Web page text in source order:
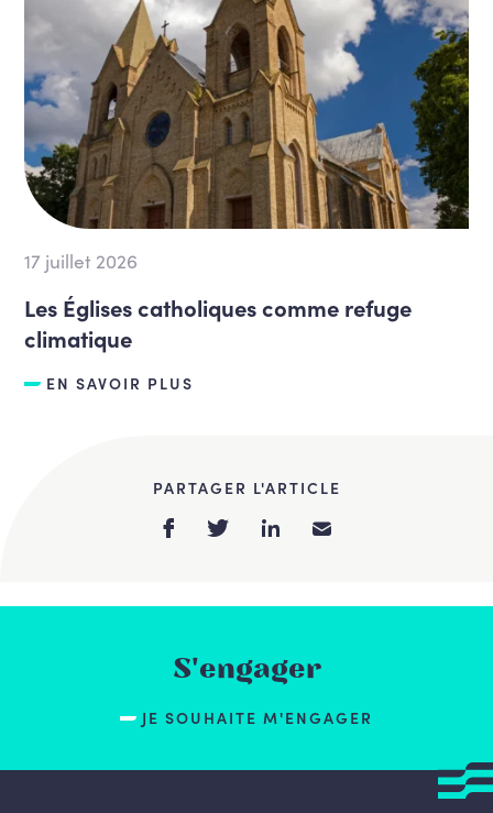
17 juillet 2026
Les Églises catholiques comme refuge
climatique
EN SAVOIR PLUS
PARTAGER L'ARTICLE
S'engager
JE SOUHAITE M'ENGAGER